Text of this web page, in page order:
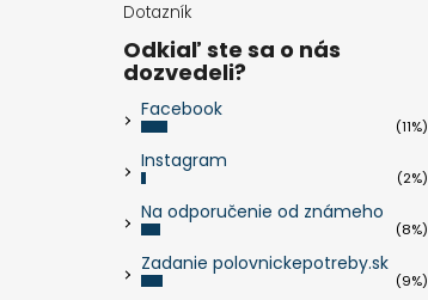
Dotazník
Odkiaľ ste sa o nás
dozvedeli?
Facebook
(11%)
Instagram
(2%)
Na odporučenie od známeho
(8%)
Zadanie polovnickepotreby.sk
(9%)